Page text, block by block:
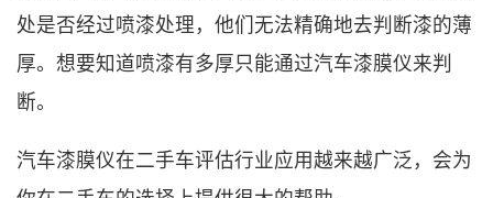
处是否经过喷漆处理，他们无法精确地去判断漆的薄
厚。想要知道喷漆有多厚只能通过汽车漆膜仪来判
断。
汽车漆膜仪在二手车评估行业应用越来越广泛，会为